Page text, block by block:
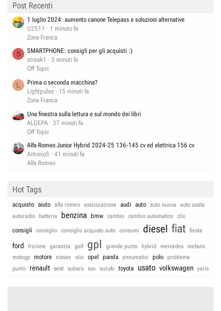
Post Recenti
1 luglio 2024: aumento canone Telepass e soluzioni alternative
U2511
1 minuto fa
Zona Franca
S
SMARTPHONE: consigli per gli acquisti :)
streak1
3 minuti fa
Off Topic
L
Prima o seconda macchina?
Lightpulse
15 minuti fa
Zona Franca
Una finestra sulla lettura e sul mondo dei libri
ALGEPA
37 minuti fa
Off Topic
Alfa Romeo Junior Hybrid 2024-25 136-145 cv ed elettrica 156 cv
AntonioS
41 minuti fa
Alfa Romeo
Hot Tags
acquisto aiuto alfa romeo assicurazione audi auto auto nuova
auto usata
autoradio
batteria benzina bmw cambio cambio automatico clio
consigli consiglio consiglio acquisto auto consumi diesel fiat fiesta
ford frizione garanzia golf gpl grande punto hybrid mercedes
metano
motogp
motore nissan olio opel panda pneumatici polo
problema
punto
renault seat subaru suv suzuki toyota usato volkswagen yaris